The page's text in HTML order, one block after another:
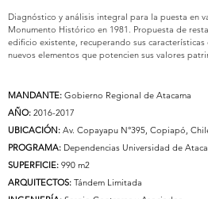
Diagnóstico y análisis integral para la puesta en
Monumento Histórico en 1981. Propuesta de
edificio existente, recuperando sus
nuevos elementos que potencien sus valores
MANDANTE: Gobierno Regional de Atacama
AÑO: 2016-2017
UBICACIÓN: Av. Copayapu N°395, Copiapó,
PROGRAMA: Dependencias Universidad de
SUPERFICIE: 990 m2
ARQUITECTOS: Tándem Limitada